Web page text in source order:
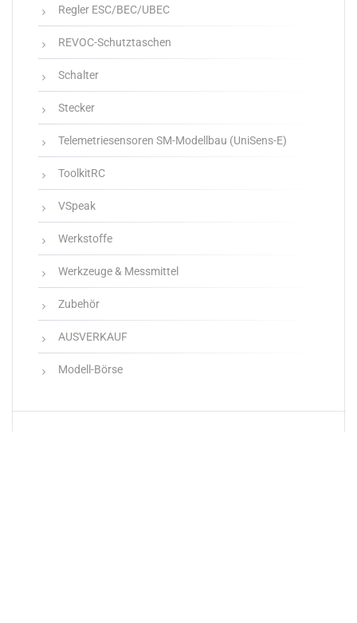
Regler ESC/BEC/UBEC
REVOC-Schutztaschen
Schalter
Stecker
Telemetriesensoren SM-Modellbau (UniSens-E)
ToolkitRC
VSpeak
Werkstoffe
Werkzeuge & Messmittel
Zubehör
AUSVERKAUF
Modell-Börse